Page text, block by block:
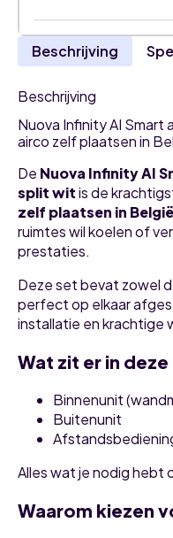
Beschrijving
Beschrijving
Nuova Infinity AI Smart
airco zelf plaatsen in
De Nuova Infinity AI
split witis de
zelf plaatsen in
ruimtes wil koelen of
prestaties.
Deze set bevat zowel
perfect op elkaar
installatie en krachtige
Wat zit er in
Binnenunit
Buitenunit
Alles wat je nodig hebt
Waarom kiezen